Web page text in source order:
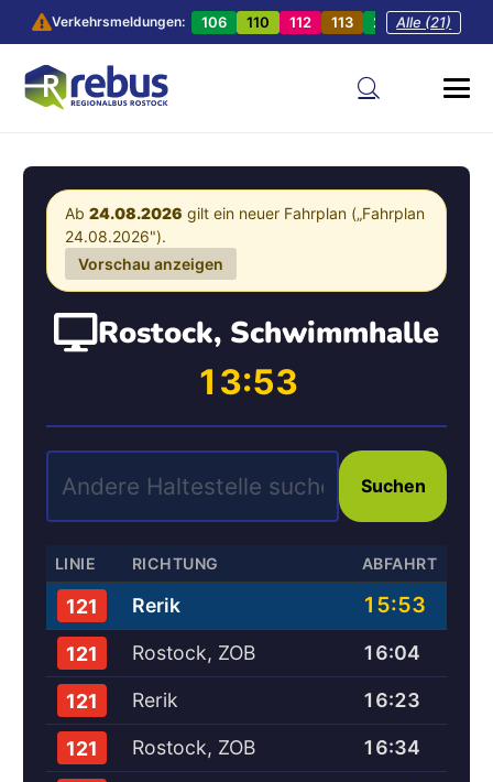
Verkehrsmeldungen: 106 110 112 113 201 202
Alle (21)
Ab 24.08.2026 gilt ein neuer Fahrplan („Fahrplan
24.08.2026").
Vorschau anzeigen
Rostock, Schwimmhalle
13:53
Suchen
LINIE RICHTUNG ABFAHRT
121 Rerik 15:53
121 Rostock, ZOB 16:04
121 Rerik 16:23
121 Rostock, ZOB 16:34